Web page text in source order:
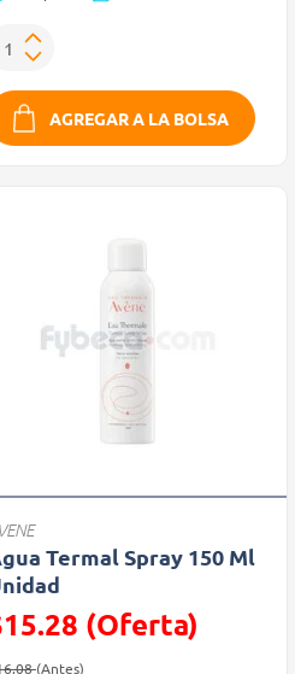
AGREGAR A LA BOLSA
Termal Spray 150 Ml
(Oferta)
reducido de
(Antes)